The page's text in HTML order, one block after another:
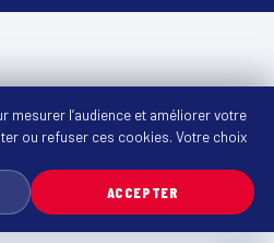
mesurer l’audience et améliorer votre
ou refuser ces cookies. Votre choix
ACCEPTER